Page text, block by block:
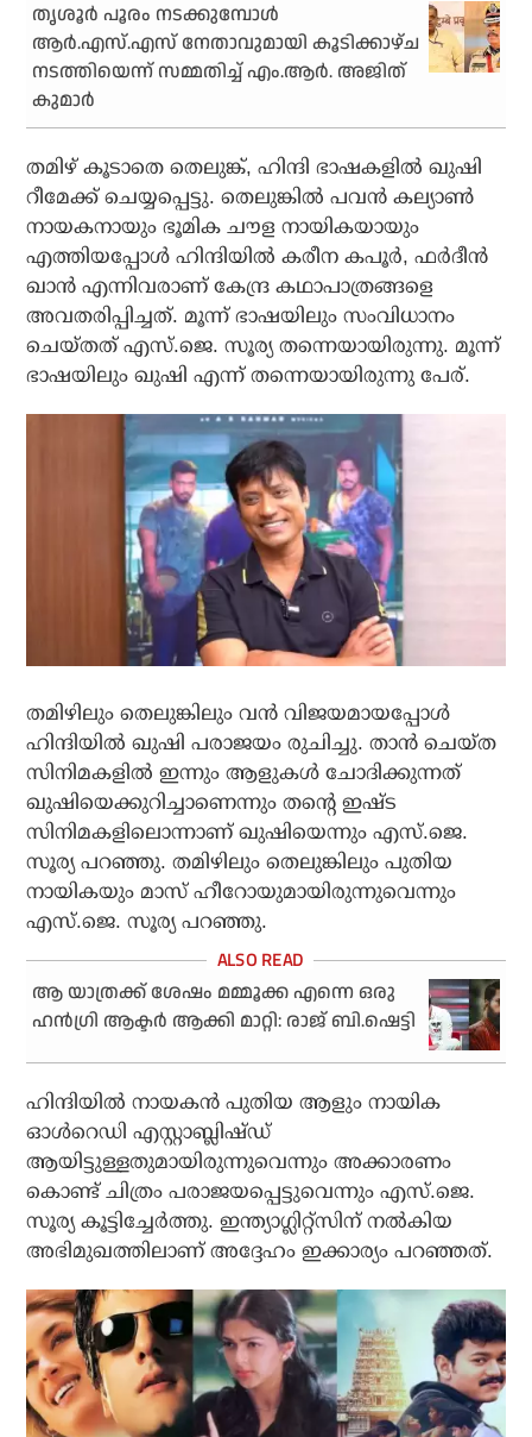
തൃശൂര്‍ പൂരം നടക്കുമ്പോള്‍
ആര്‍.എസ്.എസ് നേതാവുമായി കൂടിക്കാഴ്ച
നടത്തിയെന്ന് സമ്മതിച്ച് എം.ആര്‍. അജിത്
കുമാര്‍
തമിഴ് കൂടാതെ തെലുങ്ക്, ഹിന്ദി ഭാഷകളില്‍ ഖുഷി
റീമേക്ക് ചെയ്യപ്പെട്ടു. തെലുങ്കില്‍ പവന്‍ കല്യാണ്‍
നായകനായും ഭൂമിക ചൗള നായികയായും
എത്തിയപ്പോള്‍ ഹിന്ദിയില്‍ കരീന കപൂര്‍, ഫര്‍ദീന്‍
ഖാന്‍ എന്നിവരാണ് കേന്ദ്ര കഥാപാത്രങ്ങളെ
അവതരിപ്പിച്ചത്. മൂന്ന് ഭാഷയിലും സംവിധാനം
ചെയ്തത് എസ്.ജെ. സൂര്യ തന്നെയായിരുന്നു. മൂന്ന്
ഭാഷയിലും ഖുഷി എന്ന് തന്നെയായിരുന്നു പേര്.
തമിഴിലും തെലുങ്കിലും വന്‍ വിജയമായപ്പോള്‍
ഹിന്ദിയില്‍ ഖുഷി പരാജയം രുചിച്ചു. താന്‍ ചെയ്ത
സിനിമകളില്‍ ഇന്നും ആളുകള്‍ ചോദിക്കുന്നത്
ഖുഷിയെക്കുറിച്ചാണെന്നും തന്റെ ഇഷ്ട
സിനിമകളിലൊന്നാണ് ഖുഷിയെന്നും എസ്.ജെ.
സൂര്യ പറഞ്ഞു. തമിഴിലും തെലുങ്കിലും പുതിയ
നായികയും മാസ് ഹീറോയുമായിരുന്നുവെന്നും
എസ്.ജെ. സൂര്യ പറഞ്ഞു.
ആ യാത്രക്ക് ശേഷം മമ്മൂക്ക എന്നെ ഒരു
ഹന്‍ഗ്രി ആക്ടര്‍ ആക്കി മാറ്റി: രാജ് ബി.ഷെട്ടി
ഹിന്ദിയില്‍ നായകന്‍ പുതിയ ആളും നായിക
ഓള്‍റെഡി എസ്റ്റാബ്ലിഷ്ഡ്
ആയിട്ടുള്ളതുമായിരുന്നുവെന്നും അക്കാരണം
കൊണ്ട് ചിത്രം പരാജയപ്പെട്ടുവെന്നും എസ്.ജെ.
സൂര്യ കൂട്ടിച്ചേര്‍ത്തു. ഇന്ത്യാഗ്ലിറ്റ്‌സിന് നല്‍കിയ
അഭിമുഖത്തിലാണ് അദ്ദേഹം ഇക്കാര്യം പറഞ്ഞത്.